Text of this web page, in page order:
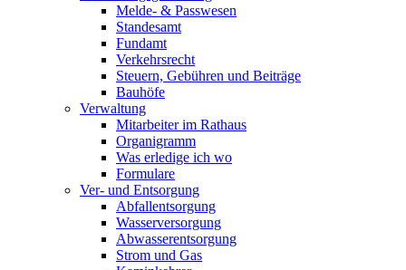
Melde- & Passwesen
Standesamt
Fundamt
Verkehrsrecht
Steuern, Gebühren und Beiträge
Bauhöfe
Verwaltung
Mitarbeiter im Rathaus
Organigramm
Was erledige ich wo
Formulare
Ver- und Entsorgung
Abfallentsorgung
Wasserversorgung
Abwasserentsorgung
Strom und Gas